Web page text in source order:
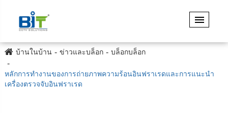
บ้านในบ้าน ข่าวและบล็อก บล็อกบล็อก
หลักการทำงานของการถ่ายภาพความร้อนอินฟราเรดและการแนะนำ
เครื่องตรวจจับอินฟราเรด